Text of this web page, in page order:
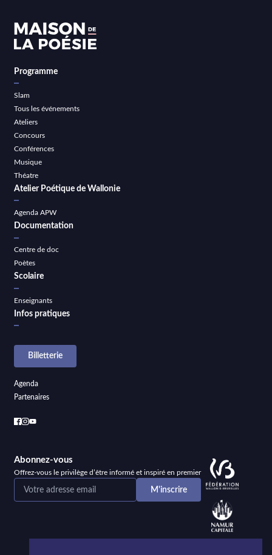
Programme
Slam
Tous les événements
Ateliers
Concours
Conférences
Musique
Théatre
Atelier Poétique de Wallonie
Agenda APW
Documentation
Centre de doc
Poètes
Scolaire
Enseignants
Infos pratiques
Billetterie
Agenda
Partenaires
Abonnez-vous
Offrez-vous le privilège d’être informé et inspiré en premier